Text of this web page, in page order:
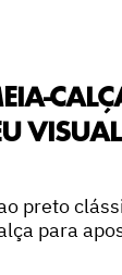
VISUAL
preto
para